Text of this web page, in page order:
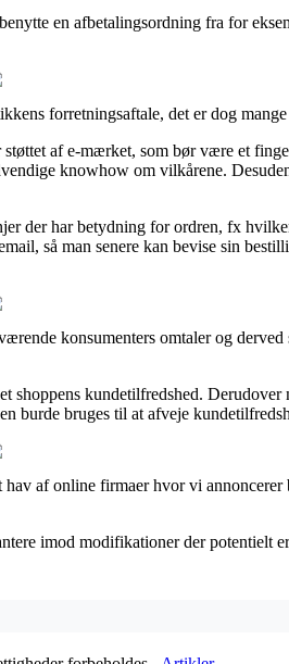
en afbetalingsordning fra for
forretningsaftale, det er dog
af e-mærket, som bør være et
knowhow om vilkårene.
der har betydning for ordren, fx
så man senere kan bevise sin
konsumenters omtaler og
kundetilfredshed. Derudover
burde bruges til at afveje
af online firmaer hvor vi annoncerer
imod modifikationer der potentielt